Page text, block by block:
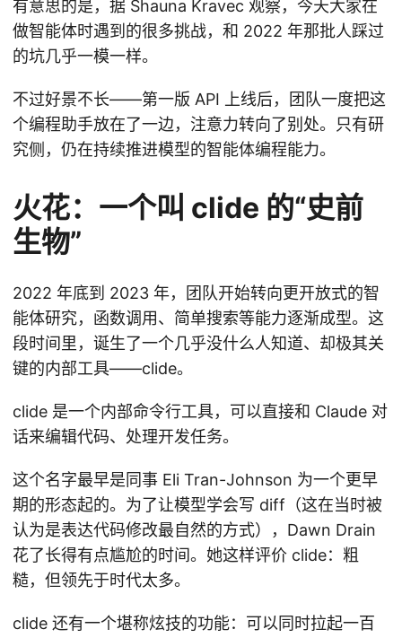
有意思的是，据 Shauna Kravec 观察，今天大家在
做智能体时遇到的很多挑战，和 2022 年那批人踩过
的坑几乎一模一样。
不过好景不长——第一版 API 上线后，团队一度把这
个编程助手放在了一边，注意力转向了别处。只有研
究侧，仍在持续推进模型的智能体编程能力。
火花：一个叫 clide 的“史前
生物”
2022 年底到 2023 年，团队开始转向更开放式的智
能体研究，函数调用、简单搜索等能力逐渐成型。这
段时间里，诞生了一个几乎没什么人知道、却极其关
键的内部工具——clide。
clide 是一个内部命令行工具，可以直接和 Claude 对
话来编辑代码、处理开发任务。
这个名字最早是同事 Eli Tran-Johnson 为一个更早
期的形态起的。为了让模型学会写 diff（这在当时被
认为是表达代码修改最自然的方式），Dawn Drain
花了长得有点尴尬的时间。她这样评价 clide：粗
糙，但领先于时代太多。
clide 还有一个堪称炫技的功能：可以同时拉起一百